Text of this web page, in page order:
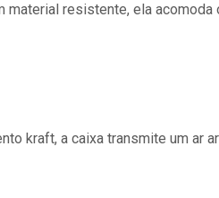
resistente, ela
kraft, a caixa transmite um ar